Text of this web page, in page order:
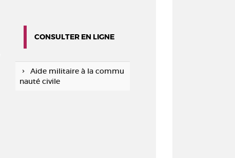
CONSULTER EN LIGNE
Aide militaire à la commu
nauté civile